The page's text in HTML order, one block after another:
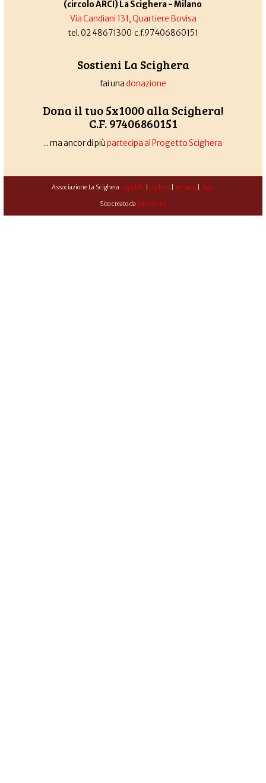
(circolo ARCI) La Scighera - Milano
Via Candiani 131, Quartiere Bovisa
tel. 02 48671300 c.f.97406860151
Sostieni La Scighera
fai unadonazione
Dona il tuo 5x1000 alla Scighera!
C.F. 97406860151
... ma ancor di piùpartecipa al Progetto Scighera
Associazione La Scighera copyleft| cookies| privacy| login
Sito creato da Alekos.net